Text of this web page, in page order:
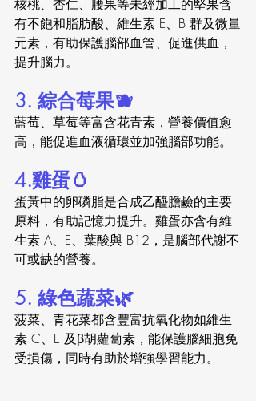
核桃、杏仁、腰果等未經加工的堅果含
有不飽和脂肪酸、維生素 E、B 群及微量
元素，有助保護腦部血管、促進供血，
提升腦力。
3. 綜合莓果🫐
藍莓、草莓等富含花青素，營養價值愈
高，能促進血液循環並加強腦部功能。
4.雞蛋🥚
蛋黃中的卵磷脂是合成乙醯膽鹼的主要
原料，有助記憶力提升。雞蛋亦含有維
生素 A、E、葉酸與 B12，是腦部代謝不
可或缺的營養。
5. 綠色蔬菜🌿
菠菜、青花菜都含豐富抗氧化物如維生
素 C、E 及β胡蘿蔔素，能保護腦細胞免
受損傷，同時有助於增強學習能力。